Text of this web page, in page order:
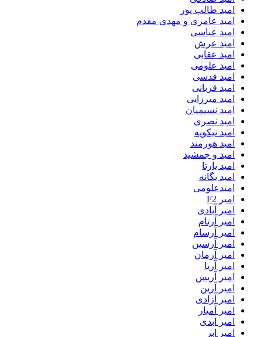
امید طالب پور
امید عامری و مهدی مقدم
امید عباسی
امید عرش
امید عقابی
امید علومی
امید قدسی
امید قربانی
امید میرزایی
امید نسیمیان
امید نصری
امید نیکویه
امید هورمند
امید و جمشید
امید یارتا
امید یگانه
امیدعلومی
امیر F2
امیر آبادی
امیر آرتام
امیر آرسام
امیر آرسین
امیر آرمان
امیر آریا
امیر آریس
امیر آرین
امیر آزادی
امیر آمیار
امیر ابدی
امیر ابر